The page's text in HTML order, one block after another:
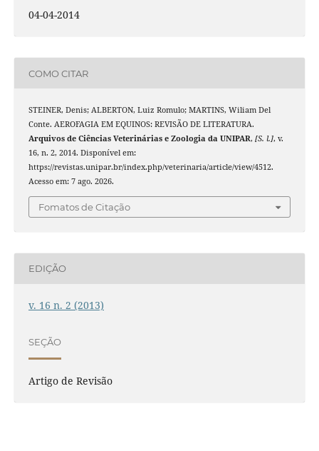
04-04-2014
COMO CITAR
STEINER, Denis; ALBERTON, Luiz Romulo; MARTINS, Wiliam Del
Conte. AEROFAGIA EM EQUINOS: REVISÃO DE LITERATURA.
Arquivos de Ciências Veterinárias e Zoologia da UNIPAR, [S. l.], v.
16, n. 2, 2014. Disponível em:
https://revistas.unipar.br/index.php/veterinaria/article/view/4512.
Acesso em: 7 ago. 2026.
Fomatos de Citação
EDIÇÃO
v. 16 n. 2 (2013)
SEÇÃO
Artigo de Revisão